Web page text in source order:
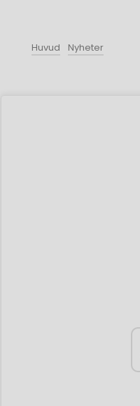
Huvud Nyheter